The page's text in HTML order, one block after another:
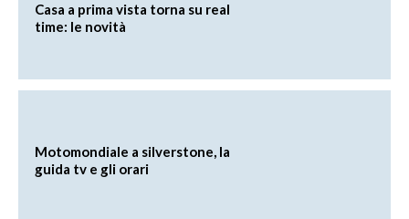
Casa a prima vista torna su real
time: le novità
Motomondiale a silverstone, la
guida tv e gli orari